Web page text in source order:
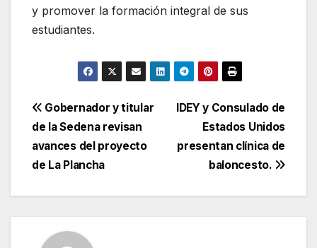
y promover la formación integral de sus
estudiantes.
Navegación
de
entradas
IDEY y Consulado de
Estados Unidos
presentan clínica de
baloncesto.
Gobernador y titular
de la Sedena revisan
avances del proyecto
de La Plancha